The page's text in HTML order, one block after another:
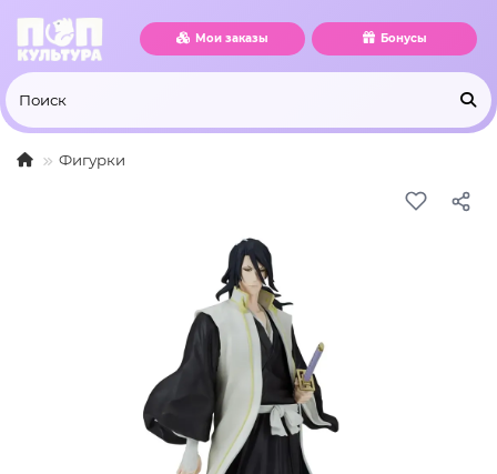
Мои заказы Бонусы
Фигурки